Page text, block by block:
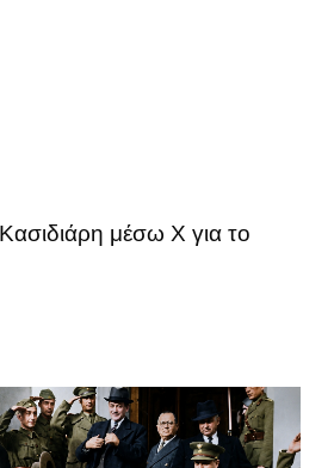
μέσω Χ για το